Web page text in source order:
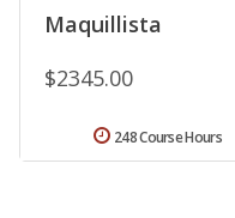
Maquillista
$2345.00
248 Course Hours